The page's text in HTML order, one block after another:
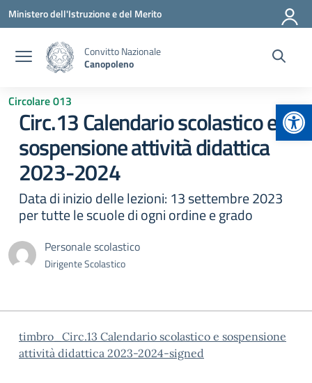
Vai ai contenuti
Vai al menu di navigazione
Vai al footer
Ministero dell'Istruzione e del Merito
Convitto Nazionale
Canopoleno
Circolare 013
Circ.13 Calendario scolastico e
sospensione attività didattica
2023-2024
Data di inizio delle lezioni: 13 settembre 2023
per tutte le scuole di ogni ordine e grado
Personale scolastico
Dirigente Scolastico
timbro_Circ.13 Calendario scolastico e sospensione
attività didattica 2023-2024-signed